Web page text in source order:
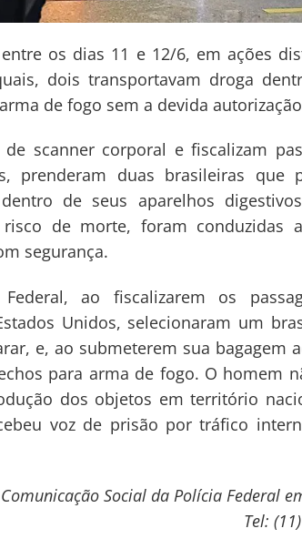
os dias 11 e 12/6, em ações
dois transportavam droga
de fogo sem a devida
scanner corporal e fiscalizam
prenderam duas brasileiras que
de seus aparelhos
de morte, foram conduzidas
segurança.
ao fiscalizarem os
Unidos, selecionaram um
e, ao submeterem sua bagagem
para arma de fogo. O homem
dos objetos em território
voz de prisão por tráfico
Comunicação Social da Polícia Federal
Tel: